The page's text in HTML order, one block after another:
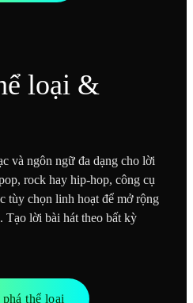
loại &
và ngôn ngữ đa dạng cho lời
rock hay hip-hop, công cụ
tùy chọn linh hoạt để mở rộng
Tạo lời bài hát theo bất kỳ
thể loại